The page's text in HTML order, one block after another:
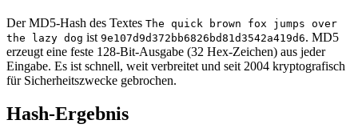
Der MD5-Hash des Textes The quick brown fox jumps over
the lazy dog ist 9e107d9d372bb6826bd81d3542a419d6. MD5
erzeugt eine feste 128-Bit-Ausgabe (32 Hex-Zeichen) aus jeder
Eingabe. Es ist schnell, weit verbreitet und seit 2004 kryptografisch
für Sicherheitszwecke gebrochen.
Hash-Ergebnis